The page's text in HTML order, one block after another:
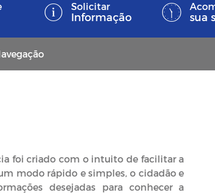
Solicitar
Informação sua
foi criado com o intuito de facilitar a
modo rápido e simples, o cidadão e
desejadas para conhecer a